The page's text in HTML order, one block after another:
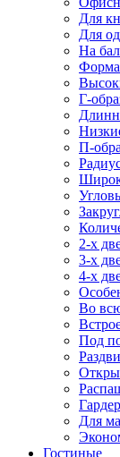
Для
Для
На
Форма
Г-
П-
2-х
3-х
4-х
Во
Под
Для
Гостиные